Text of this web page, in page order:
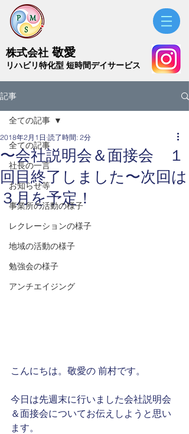
株式会社 敬愛
​リハビリ特化型 短時間デイサービス
記事
全ての記事
社長の一言
お知らせ等
事業所の活動の様子
レクレーションの様子
地域の活動の様子
勉強会の様子
アンチエイジング
全ての記事
〜会社説明会＆面接会 １
回目終了しました〜次回は
３月を予定！
2018年2月1日 読了時間: 2分
こんにちは。敬愛の 前村です。
今日は先週末に行いました会社説明会
＆面接会についてお伝えしようと思い
ます。